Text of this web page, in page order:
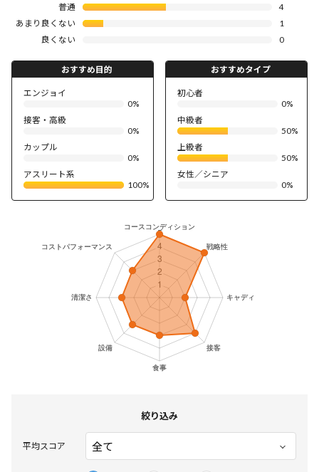
普通
4
あまり良くない
1
良くない
0
おすすめ目的
エンジョイ
0%
接客・高級
0%
カップル
0%
アスリート系
100%
おすすめタイプ
初心者
0%
中級者
50%
上級者
50%
女性／シニア
0%
絞り込み
平均スコア